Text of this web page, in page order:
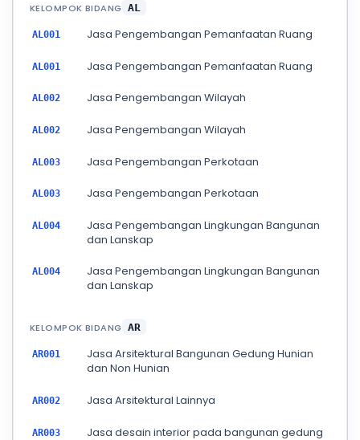
KELOMPOK BIDANG AL
AL001 Jasa Pengembangan Pemanfaatan Ruang
AL001 Jasa Pengembangan Pemanfaatan Ruang
AL002 Jasa Pengembangan Wilayah
AL002 Jasa Pengembangan Wilayah
AL003 Jasa Pengembangan Perkotaan
AL003 Jasa Pengembangan Perkotaan
AL004
Jasa Pengembangan Lingkungan Bangunan
dan Lanskap
AL004
Jasa Pengembangan Lingkungan Bangunan
dan Lanskap
KELOMPOK BIDANG AR
AR001
Jasa Arsitektural Bangunan Gedung Hunian
dan Non Hunian
AR002 Jasa Arsitektural Lainnya
AR003
Jasa desain interior pada bangunan gedung